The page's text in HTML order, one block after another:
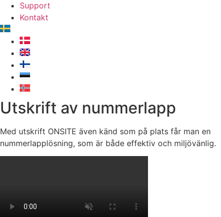
Support
Kontakt
Utskrift av nummerlapp
Med utskrift ONSITE även känd som på plats får man en
nummerlapplösning, som är både effektiv och miljövänlig.